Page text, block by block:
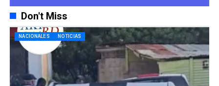
Don't Miss
NACIONALES NOTICIAS